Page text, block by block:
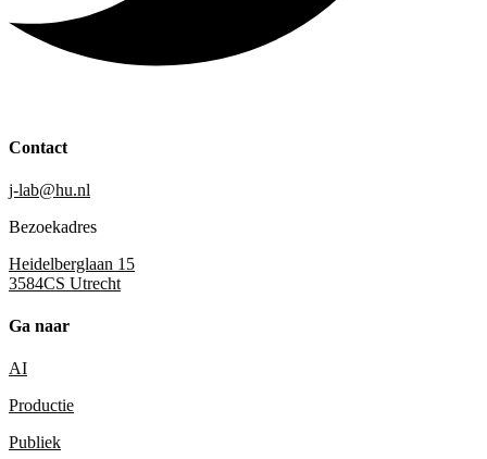
Contact
j-lab@hu.nl
Bezoekadres
Heidelberglaan 15
3584CS Utrecht
Ga naar
AI
Productie
Publiek